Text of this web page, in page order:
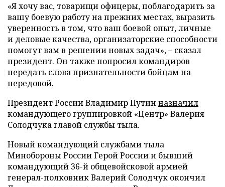
«Я хочу вас, товарищи офицеры, поблагодарить за
вашу боевую работу на прежних местах, выразить
уверенность в том, что ваш боевой опыт, личные
и деловые качества, организаторские способности
помогут вам в решении новых задач», – сказал
президент. Он также попросил командиров
передать слова признательности бойцам на
передовой.
Президент России Владимир Путин назначил
командующего группировкой «Центр» Валерия
Солодчука главой службы тыла.
Новый командующий службами тыла
Минобороны России Герой России и бывший
командующий 36-й общевойсковой армией
генерал-полковник Валерий Солодчук окончил